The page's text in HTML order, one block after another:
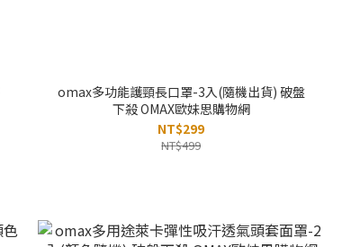
omax多功能護頸長口罩-3入(隨機出貨) 破盤
下殺 OMAX歐妹思購物網
NT$299
NT$499